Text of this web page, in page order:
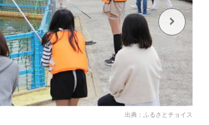
出典：ふるさとチョイス